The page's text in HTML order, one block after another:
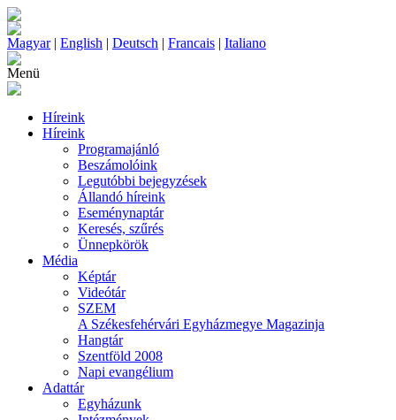
Magyar| English | Deutsch | Francais | Italiano
Menü
Híreink
Híreink
Programajánló
Beszámolóink
Legutóbbi bejegyzések
Állandó híreink
Eseménynaptár
Keresés, szűrés
Ünnepkörök
Média
Képtár
Videótár
SZEM
A Székesfehérvári Egyházmegye Magazinja
Hangtár
Szentföld 2008
Napi evangélium
Adattár
Egyházunk